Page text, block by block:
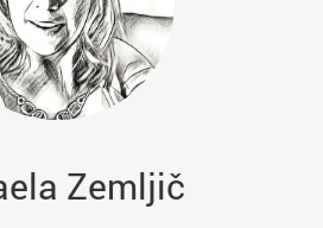
Zemljič